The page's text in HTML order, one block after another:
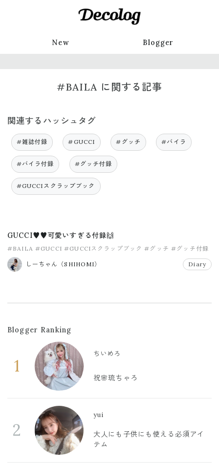
New Blogger
#BAILA に関する記事
関連するハッシュタグ
#雑誌付録 #GUCCI #グッチ #バイラ
#バイラ付録 #グッチ付録
#GUCCIスクラップブック
GUCCI♥️♥️可愛いすぎる付録🙌
#BAILA #GUCCI #GUCCIスクラップブック #グッチ #グッチ付録
#バイラ
しーちゃん（SHIHOMI）
Diary
Blogger Ranking
1
ちいめろ
祝🌸琉ちゃろ
2
yui
大人にも子供にも使える必須アイ
テム